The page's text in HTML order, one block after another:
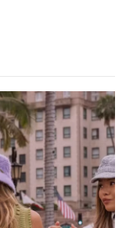
totiž v